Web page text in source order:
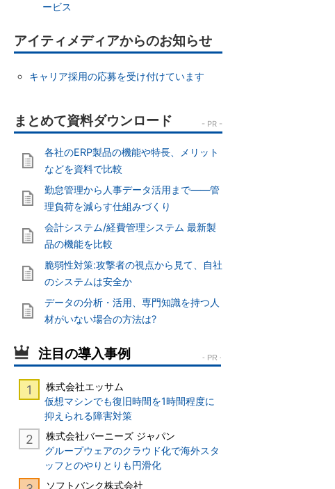
ービス
アイティメディアからのお知らせ
キャリア採用の応募を受け付けています
各社のERP製品の機能や特長、メリット
などを資料で比較
勤怠管理から人事データ活用まで――管
理負荷を減らす仕組みづくり
会計システム/経費管理システム 最新製
品の機能を比較
脆弱性対策:攻撃者の視点から見て、自社
のシステムは安全か
データの分析・活用、専門知識を持つ人
材がいない場合の方法は?